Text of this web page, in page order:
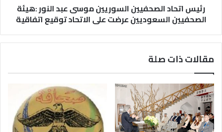
رئيس اتحاد الصحفيين السوريين موسى عبد النور :هيئة
الصحفيين السعوديين عرضت على الاتحاد توقيع اتفاقية
مقالات ذات صلة